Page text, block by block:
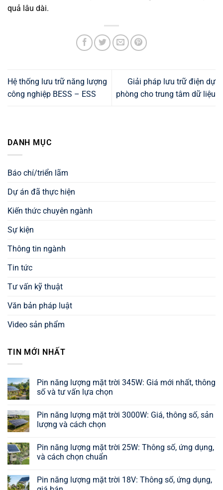
quả lâu dài.
Hệ thống lưu trữ năng lượng
công nghiệp BESS – ESS
Giải pháp lưu trữ điện dự
phòng cho trung tâm dữ liệu
DANH MỤC
Báo chí/triển lãm
Dự án đã thực hiện
Kiến thức chuyên ngành
Sự kiện
Thông tin ngành
Tin tức
Tư vấn kỹ thuật
Văn bản pháp luật
Video sản phẩm
TIN MỚI NHẤT
Pin năng lượng mặt trời 345W: Giá mới nhất, thông
số và tư vấn lựa chọn
bình
luận
ở
lượng
mặt
trời
mới
nhất,
Pin năng lượng mặt trời 3000W: Giá, thông số, sản
lượng và cách chọn
bình
luận
ở
lượng
mặt
Pin năng lượng mặt trời 25W: Thông số, ứng dụng,
và cách chọn chuẩn
bình
luận
Pin năng lượng mặt trời 18V: Thông số, ứng dụng,